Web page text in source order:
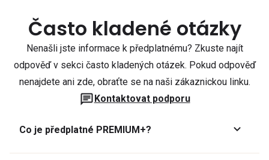
Často kladené otázky
Nenašli jste informace k předplatnému? Zkuste najít
odpověď v sekci často kladených otázek. Pokud odpověď
nenajdete ani zde, obraťte se na naši zákaznickou linku.
Kontaktovat podporu
Co je předplatné PREMIUM+?